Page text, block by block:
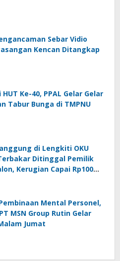
Sebar Vidio
Kencan Ditangkap
Ke-40, PPAL Gelar Gelar
Tabur Bunga di TMPNU
di Lengkiti OKU
Ditinggal Pemilik
Kerugian Capai Rp100
Mental Personel,
MSN Group Rutin Gelar
Jumat